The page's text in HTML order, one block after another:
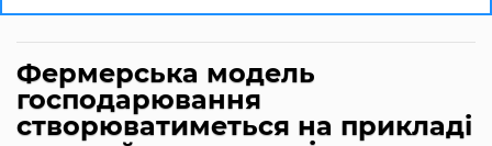
Фермерська модель
господарювання
створюватиметься на прикладі